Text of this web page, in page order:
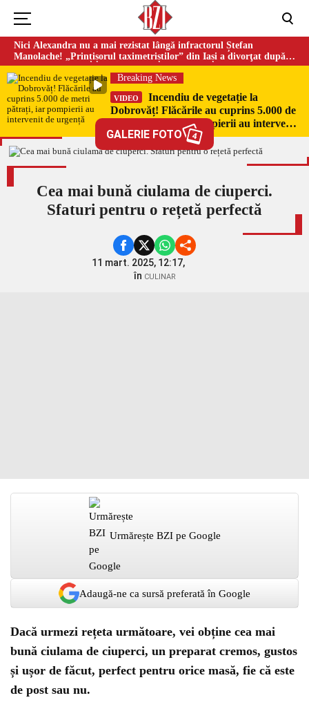
Nici Alexandra nu a mai rezistat lângă infractorul Ștefan
Manolache! „Prințișorul taximetriștilor” din Iași a divorţat după
doi ani de căsnicie
Breaking News
VIDEO
Incendiu de vegetație la
Dobrovăț! Flăcările au cuprins 5.000 de
metri pătrați, iar pompierii au intervenit
de urgență
GALERIE FOTO 4
Cea mai bună ciulama de ciuperci.
Sfaturi pentru o rețetă perfectă
11 mart. 2025, 12:17,
în CULINAR
Urmărește BZI pe Google
Adaugă-ne ca sursă preferată în Google
Dacă urmezi rețeta următoare, vei obține cea mai
bună ciulama de ciuperci, un preparat cremos, gustos
și ușor de făcut, perfect pentru orice masă, fie că este
de post sau nu.